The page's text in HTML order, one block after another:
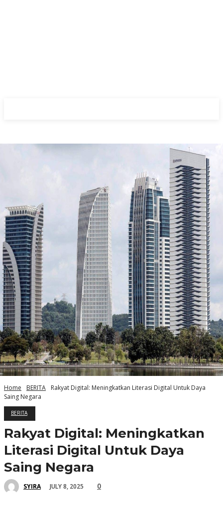
Home BERITA
Rakyat Digital: Meningkatkan Literasi Digital Untuk Daya
Saing Negara
BERITA
Rakyat Digital: Meningkatkan
Literasi Digital Untuk Daya
Saing Negara
SYIRA JULY 8, 2025 0